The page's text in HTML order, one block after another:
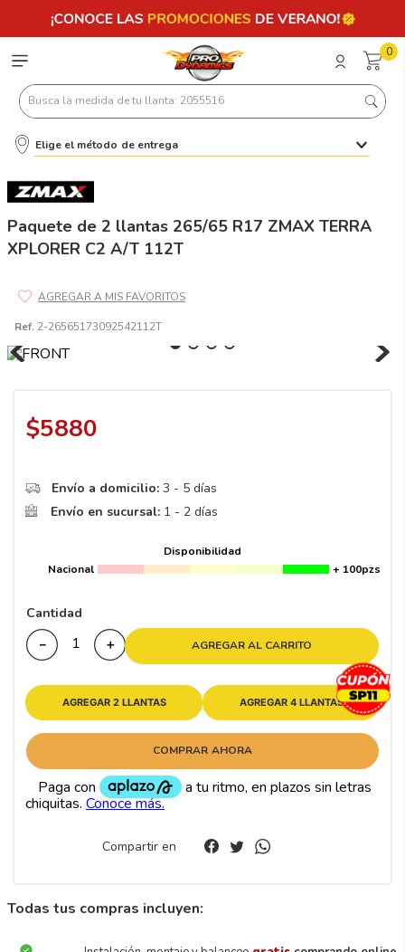
0
Busca la medida de tu llanta: 2055516
Elige el método de entrega
Paquete de 2 llantas 265/65 R17 ZMAX TERRA
XPLORER C2 A/T 112T
Ref. 2-26565173092542112T
$5880
Envío a domicilio: 3 - 5 días
Envío en sucursal: 1 - 2 días
Disponibilidad
Nacional
+ 100pzs
Cantidad
＋
－ AGREGAR AL CARRITO
AGREGAR 2 LLANTAS AGREGAR 4 LLANTAS
COMPRAR AHORA
Compartir en
Todas tus compras incluyen:
Términos más buscados
2
6 205